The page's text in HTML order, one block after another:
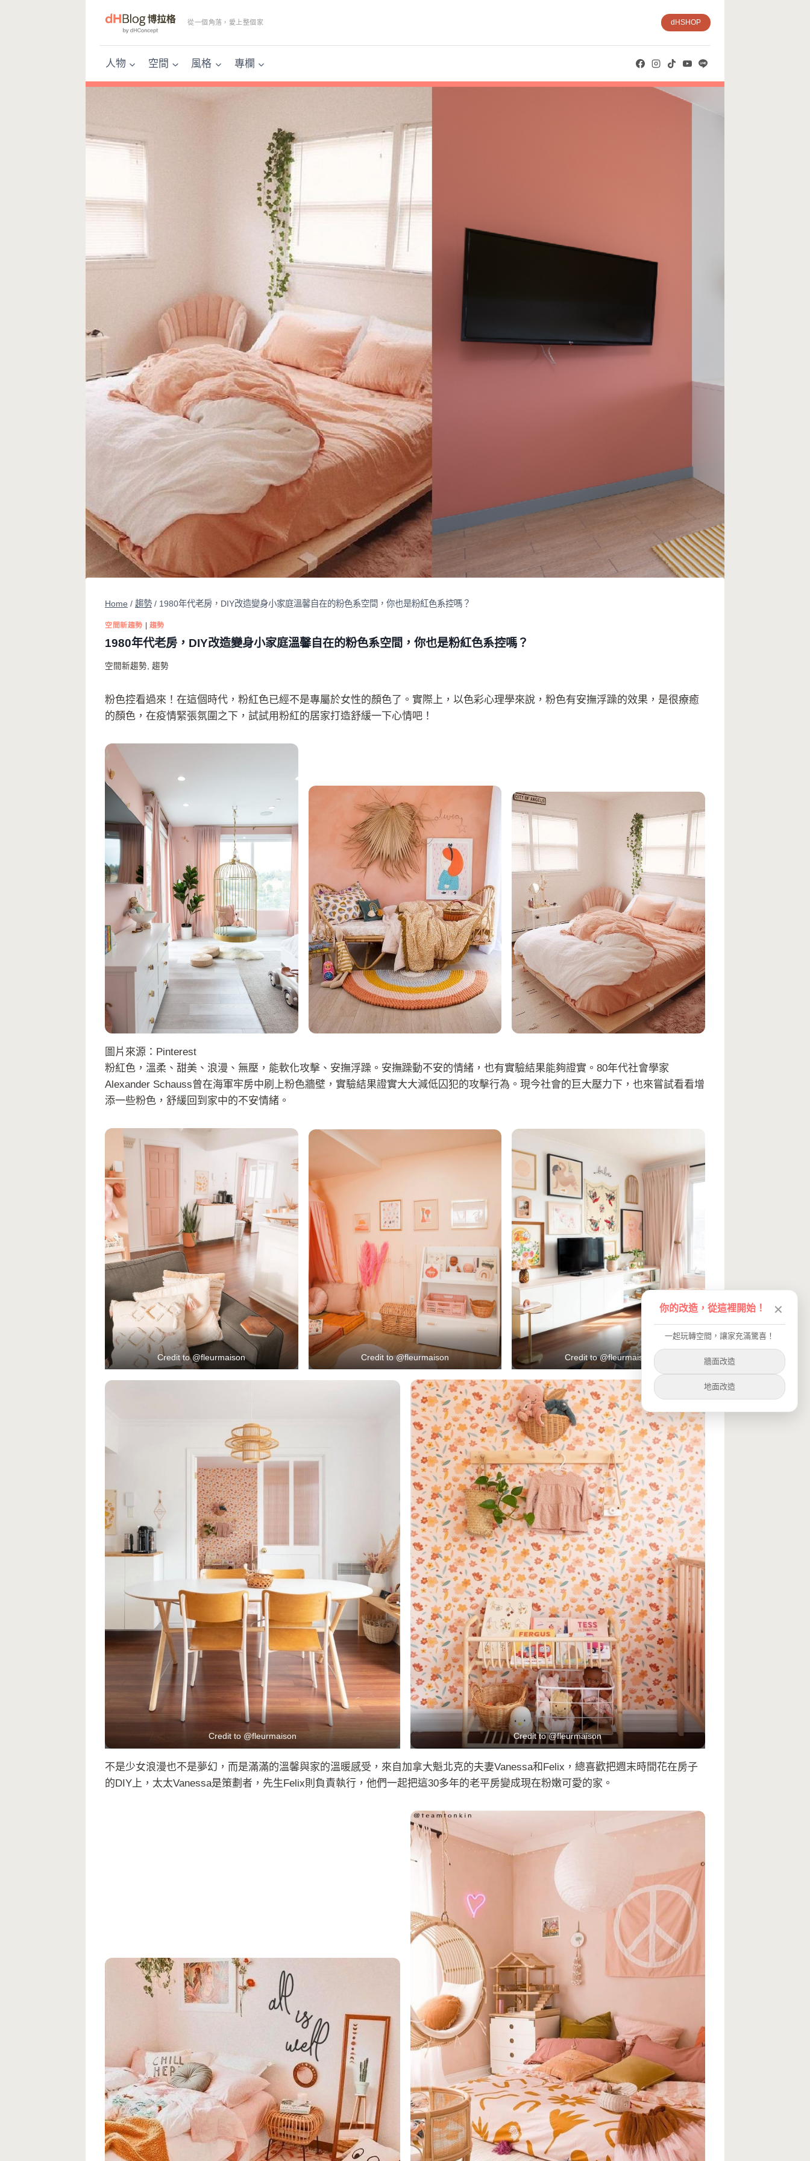
從一個角落，愛上整個家 dHSHOP
人物 空間 風格 專欄
Home / 趨勢 / 1980年代老房，DIY改造變身小家庭溫馨自在的粉色系空間，你也是粉紅色系控嗎？
空間新趨勢 | 趨勢
1980年代老房，DIY改造變身小家庭溫馨自在的粉色系空間，你也是粉紅色系控嗎？
空間新趨勢, 趨勢
粉色控看過來！在這個時代，粉紅色已經不是專屬於女性的顏色了。實際上，以色彩心理學來說，粉色有安撫浮躁的效果，是很療癒
的顏色，在疫情緊張氛圍之下，試試用粉紅的居家打造舒緩一下心情吧！
圖片來源：Pinterest
粉紅色，溫柔、甜美、浪漫、無壓，能軟化攻擊、安撫浮躁。安撫躁動不安的情緒，也有實驗結果能夠證實。80年代社會學家
Alexander Schauss曾在海軍牢房中刷上粉色牆壁，實驗結果證實大大減低囚犯的攻擊行為。現今社會的巨大壓力下，也來嘗試看看增
添一些粉色，舒緩回到家中的不安情緒。
Credit to @fleurmaison Credit to @fleurmaison Credit to @fleurmaison
Credit to @fleurmaison Credit to @fleurmaison
不是少女浪漫也不是夢幻，而是滿滿的溫馨與家的溫暖感受，來自加拿大魁北克的夫妻Vanessa和Felix，總喜歡把週末時間花在房子
的DIY上，太太Vanessa是策劃者，先生Felix則負責執行，他們一起把這30多年的老平房變成現在粉嫩可愛的家。
你的改造，從這裡開始！ ✕
一起玩轉空間，讓家充滿驚喜！
牆面改造
地面改造